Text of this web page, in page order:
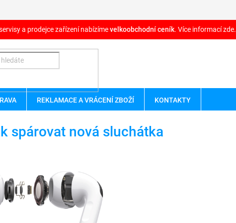
a prodejce zařízení nabízímevelkoobchodní ceník. Více informací zde.
REKLAMACE A VRÁCENÍ ZBOŽÍ KONTAKTY
spárovat nová sluchátka